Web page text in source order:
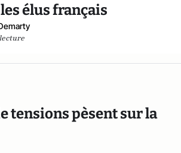
élus français
tensions pèsent sur la